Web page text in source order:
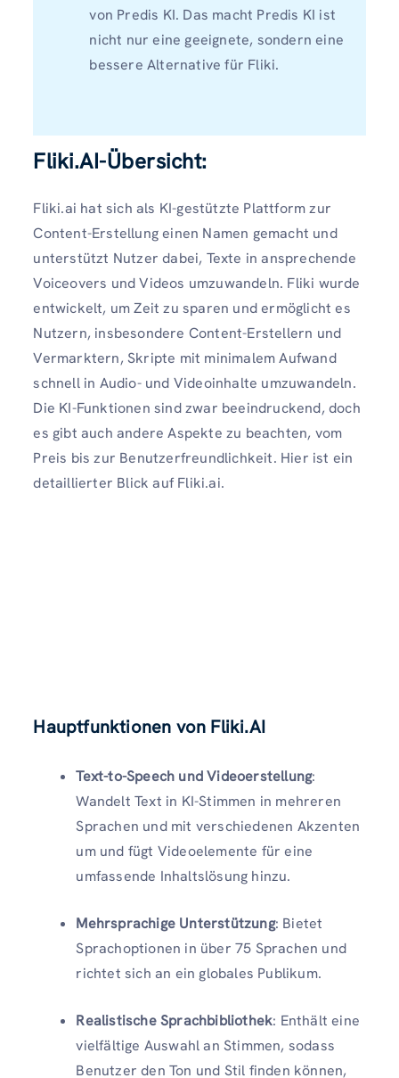
von Predis KI. Das macht Predis KI ist
nicht nur eine geeignete, sondern eine
bessere Alternative für Fliki.
Fliki.AI-Übersicht:
Fliki.ai hat sich als KI-gestützte Plattform zur
Content-Erstellung einen Namen gemacht und
unterstützt Nutzer dabei, Texte in ansprechende
Voiceovers und Videos umzuwandeln. Fliki wurde
entwickelt, um Zeit zu sparen und ermöglicht es
Nutzern, insbesondere Content-Erstellern und
Vermarktern, Skripte mit minimalem Aufwand
schnell in Audio- und Videoinhalte umzuwandeln.
Die KI-Funktionen sind zwar beeindruckend, doch
es gibt auch andere Aspekte zu beachten, vom
Preis bis zur Benutzerfreundlichkeit. Hier ist ein
detaillierter Blick auf Fliki.ai.
Hauptfunktionen von Fliki.AI
Text-to-Speech und Videoerstellung:
Wandelt Text in KI-Stimmen in mehreren
Sprachen und mit verschiedenen Akzenten
um und fügt Videoelemente für eine
umfassende Inhaltslösung hinzu.
Mehrsprachige Unterstützung: Bietet
Sprachoptionen in über 75 Sprachen und
richtet sich an ein globales Publikum.
Realistische Sprachbibliothek: Enthält eine
vielfältige Auswahl an Stimmen, sodass
Benutzer den Ton und Stil finden können,